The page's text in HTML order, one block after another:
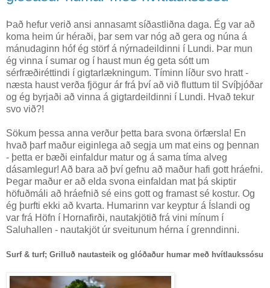
Það hefur verið ansi annasamt síðastliðna daga. Ég var að
koma heim úr héraði, þar sem var nóg að gera og núna á
mánudaginn hóf ég störf á nýrnadeildinni í Lundi. Þar mun
ég vinna í sumar og í haust mun ég geta sótt um
sérfræðiréttindi í gigtarlækningum. Tíminn líður svo hratt -
næsta haust verða fjögur ár frá því að við fluttum til Svíþjóðar
og ég byrjaði að vinna á gigtardeildinni í Lundi. Hvað tekur
svo við?!
Sökum þessa anna verður þetta bara svona örfærsla! En
hvað þarf maður eiginlega að segja um mat eins og þennan
- þetta er bæði einfaldur matur og á sama tíma alveg
dásamlegur! Að bara að því gefnu að maður hafi gott hráefni.
Þegar maður er að elda svona einfaldan mat þá skiptir
höfuðmáli að hráefnið sé eins gott og framast sé kostur. Og
ég þurfti ekki að kvarta. Humarinn var keyptur á Íslandi og
var frá Höfn í Hornafirði, nautakjötið frá vini mínum í
Saluhallen - nautakjöt úr sveitunum hérna í grenndinni.
Surf & turf; Grilluð nautasteik og glóðaður humar með hvítlaukssósu